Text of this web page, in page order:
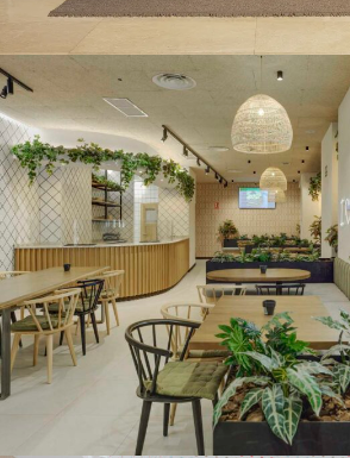
Urban Garden
CONSTRUCCIÓN / RETAIL